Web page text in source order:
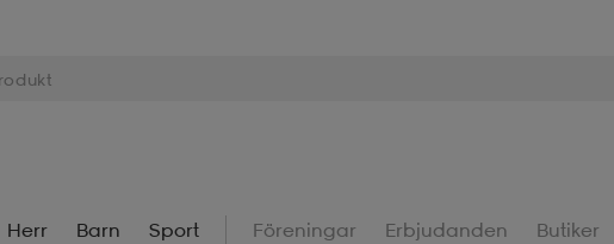
Herr Barn Sport Föreningar Erbjudanden Butiker